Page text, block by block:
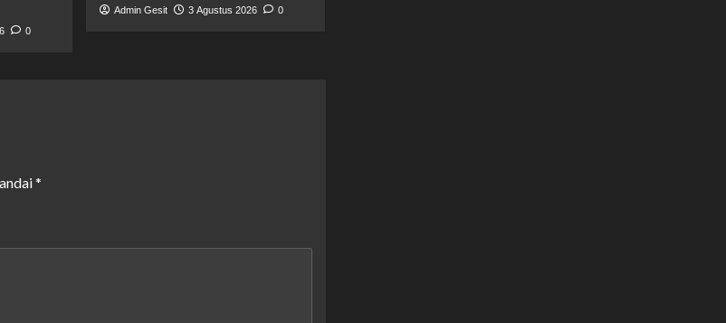
0
Admin Gesit 3 Agustus 2026 0
*